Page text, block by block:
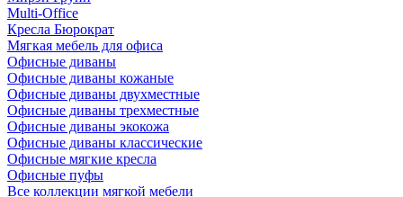
Multi-Office
Кресла Бюрократ
Мягкая мебель для офиса
Офисные диваны
Офисные диваны кожаные
Офисные диваны двухместные
Офисные диваны трехместные
Офисные диваны экокожа
Офисные диваны классические
Офисные мягкие кресла
Офисные пуфы
Все коллекции мягкой мебели